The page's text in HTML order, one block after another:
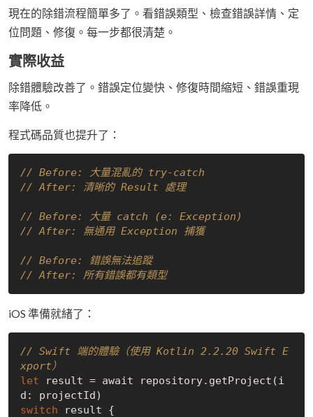
現在的除錯流程簡單多了。看錯誤類型、檢查錯誤詳情、定
位問題、修復。每一步都很清楚。
實際收益
除錯體驗改善了。錯誤定位變快、修復時間縮短、錯誤重現
率降低。
程式碼品質也提升了：
// Before: 大量混亂的 try-catch
// After: 清晰的 Result 處理
// Before: 大量 catch (e: Exception)
// After: 無通用 Exception 捕獲
// Before: 錯誤無法追蹤
// After: 所有錯誤都有類型
iOS 準備就緒了：
// Swift 端的體驗（使用 Kotlin 2.2.20 Swift E
xport）
let result = await repository.getProject(i
switch